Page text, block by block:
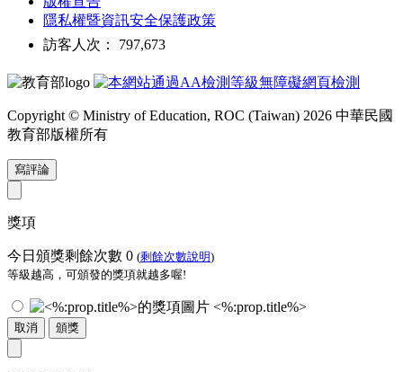
隱私權暨資訊安全保護政策
訪客人次： 797,673
Copyright © Ministry of Education, ROC (Taiwan) 2026 中華民國
教育部版權所有
寫評論
獎項
今日頒獎剩餘次數 0 (剩餘次數說明)
等級越高，可頒發的獎項就越多喔!
<%:prop.title%>
取消 頒獎